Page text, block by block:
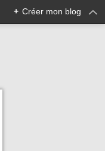
+ Créer mon blog